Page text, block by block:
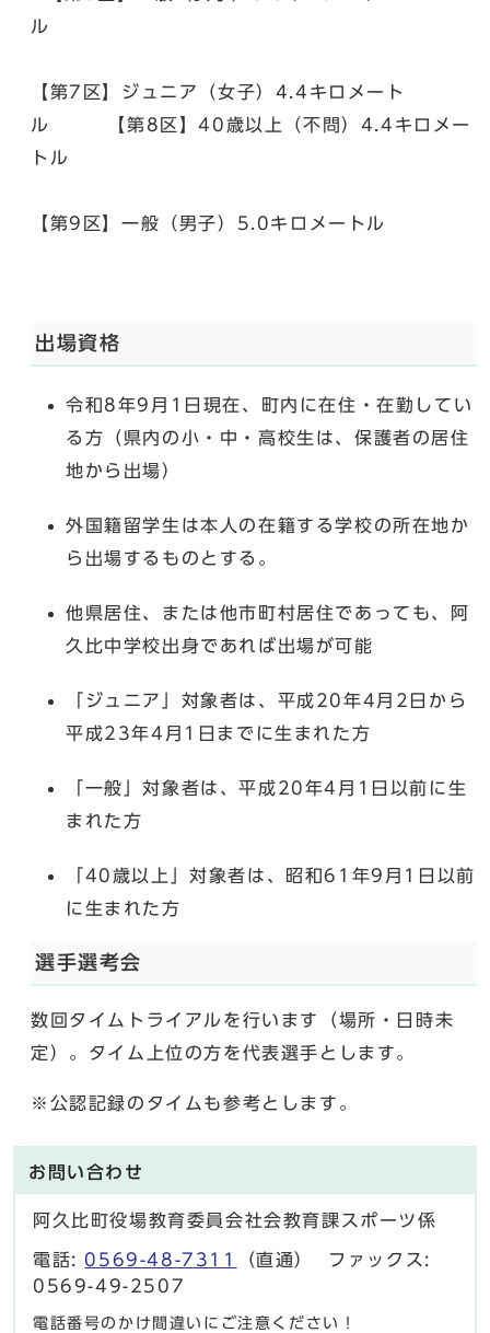
ル
【第7区】ジュニア（女子）4.4キロメート
ル 【第8区】40歳以上（不問）4.4キロメー
トル
【第9区】一般（男子）5.0キロメートル
出場資格
令和8年9月1日現在、町内に在住・在勤してい
る方（県内の小・中・高校生は、保護者の居住
地から出場）
外国籍留学生は本人の在籍する学校の所在地か
ら出場するものとする。
他県居住、または他市町村居住であっても、阿
久比中学校出身であれば出場が可能
「ジュニア」対象者は、平成20年4月2日から
平成23年4月1日までに生まれた方
「一般」対象者は、平成20年4月1日以前に生
まれた方
「40歳以上」対象者は、昭和61年9月1日以前
に生まれた方
選手選考会
数回タイムトライアルを行います（場所・日時未
定）。タイム上位の方を代表選手とします。
※公認記録のタイムも参考とします。
お問い合わせ
阿久比町役場教育委員会社会教育課スポーツ係
電話: 0569-48-7311
（直通） ファックス:
0569-49-2507
電話番号のかけ間違いにご注意ください！